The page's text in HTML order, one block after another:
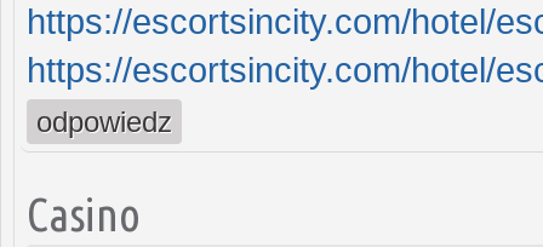
https://escortsincity.com/hotel/
https://escortsincity.com/hotel/
odpowiedz
Casino